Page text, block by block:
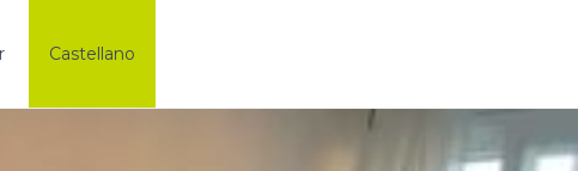
Castellano